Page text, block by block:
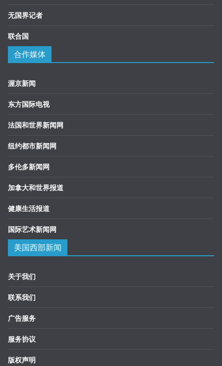
无国界记者
联合国
合作媒体
渥京新闻
东方国际电视
法国和世界新闻网
纽约都市新闻网
多伦多新闻网
加拿大和世界报道
健康生活报道
国际艺术新闻网
美国西部新闻
关于我们
联系我们
广告服务
服务协议
版权声明